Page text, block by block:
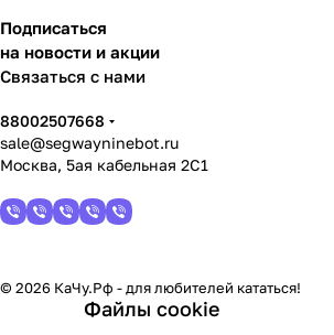
Подписаться
на новости и акции
Связаться с нами
88002507668
sale@segwayninebot.ru
Москва, 5ая кабельная 2С1
© 2026 КаЧу.Рф - для любителей кататься!
Файлы cookie